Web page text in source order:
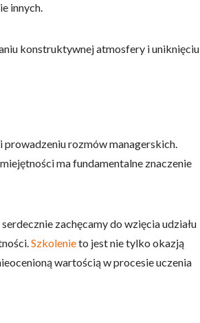
innych.
konstruktywnej atmosfery i uniknięciu
rozmów managerskich.
ma fundamentalne znaczenie
zachęcamy do wzięcia udziału
Szkolenieto jest nie tylko okazją
wartością w procesie uczenia